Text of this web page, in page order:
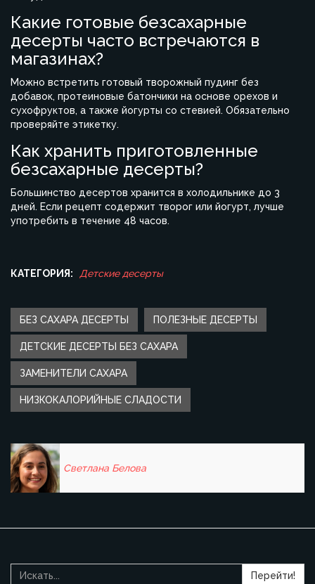
Какие готовые безсахарные
десерты часто встречаются в
магазинах?
Можно встретить готовый творожный пудинг без
добавок, протеиновые батончики на основе орехов и
сухофруктов, а также йогурты со стевией. Обязательно
проверяйте этикетку.
Как хранить приготовленные
безсахарные десерты?
Большинство десертов хранится в холодильнике до 3
дней. Если рецепт содержит творог или йогурт, лучше
употребить в течение 48 часов.
КАТЕГОРИЯ: Детские десерты
БЕЗ САХАРА ДЕСЕРТЫ ПОЛЕЗНЫЕ ДЕСЕРТЫ
ДЕТСКИЕ ДЕСЕРТЫ БЕЗ САХАРА
ЗАМЕНИТЕЛИ САХАРА
НИЗКОКАЛОРИЙНЫЕ СЛАДОСТИ
Светлана Белова
Перейти!